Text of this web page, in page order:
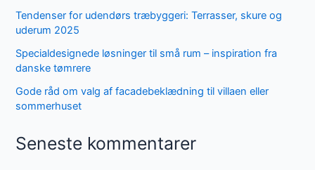
Tendenser for udendørs træbyggeri: Terrasser, skure og
uderum 2025
Specialdesignede løsninger til små rum – inspiration fra
danske tømrere
Gode råd om valg af facadebeklædning til villaen eller
sommerhuset
Seneste kommentarer